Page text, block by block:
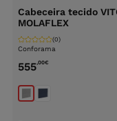
Cabeceira tecido
MOLAFLEX
Conforama
(0)
555,00€